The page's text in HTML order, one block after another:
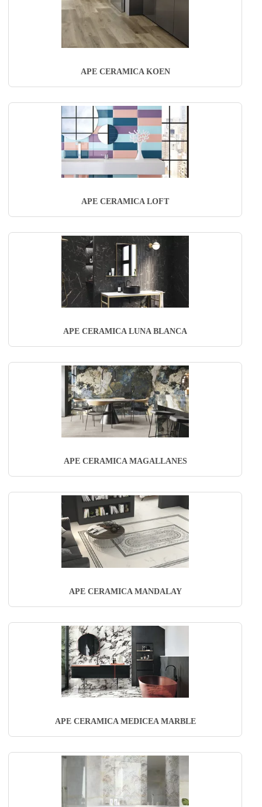
APE CERAMICA KOEN
APE CERAMICA LOFT
APE CERAMICA LUNA BLANCA
APE CERAMICA MAGALLANES
APE CERAMICA MANDALAY
APE CERAMICA MEDICEA MARBLE